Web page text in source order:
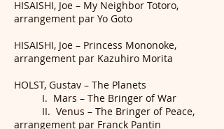
HISAISHI, Joe – My Neighbor Totoro,
arrangement par Yo Goto
HISAISHI, Joe – Princess Mononoke,
arrangement par Kazuhiro Morita
HOLST, Gustav – The Planets
I. Mars – The Bringer of War
II. Venus – The Bringer of Peace,
arrangement par Franck Pantin